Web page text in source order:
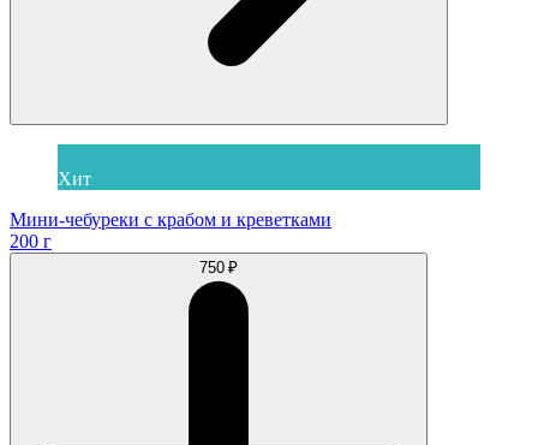
Хит
Мини-чебуреки с крабом и креветками
200 г
750 ₽